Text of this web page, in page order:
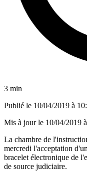
3 min
Publié le 10/04/2019 à
Mis à jour le 10/04/2019
La chambre de
mercredi l'acceptation
bracelet électronique de
de source judiciaire.